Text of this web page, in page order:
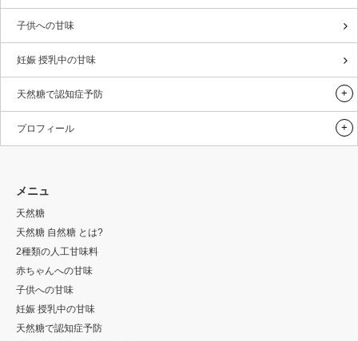
子供への甘味
妊娠 授乳中の甘味
天然糖で認知症予防
プロフィール
メニュ
天然糖
天然糖 自然糖 とは?
2種類の人工甘味料
赤ちゃんへの甘味
子供への甘味
妊娠 授乳中の甘味
天然糖で認知症予防